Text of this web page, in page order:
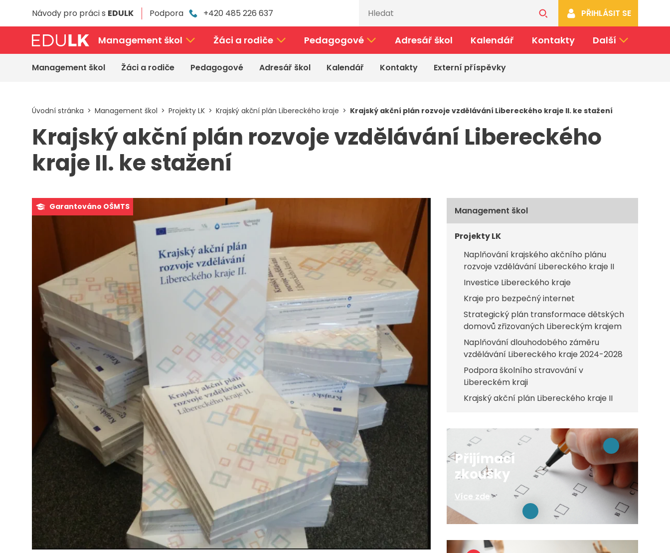
Návody pro práci s EDULK Podpora +420 485 226 637 PŘIHLÁSIT SE
Management škol Žáci a rodiče Pedagogové Adresář škol Kalendář Kontakty Další
Management škol Žáci a rodiče Pedagogové Adresář škol Kalendář Kontakty Externí příspěvky
Úvodní stránka Management škol Projekty LK Krajský akční plán Libereckého kraje Krajský akční plán rozvoje vzdělávání Libereckého kraje II. ke stažení
Krajský akční plán rozvoje vzdělávání Libereckého
kraje II. ke stažení
Garantováno OŠMTS Management škol
Projekty LK
Naplňování krajského akčního plánu
rozvoje vzdělávání Libereckého kraje II
Investice Libereckého kraje
Kraje pro bezpečný internet
Strategický plán transformace dětských
domovů zřizovaných Libereckým krajem
Naplňování dlouhodobého záměru
vzdělávání Libereckého kraje 2024-2028
Podpora školního stravování v
Libereckém kraji
Krajský akční plán Libereckého kraje II
Přijímací
zkoušky
Více zde